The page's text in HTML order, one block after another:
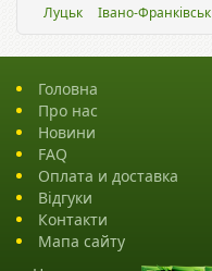
Луцьк
Івано-Франківськ
Головна
Про нас
Новини
FAQ
Оплата и доставка
Відгуки
Контакти
Мапа сайту